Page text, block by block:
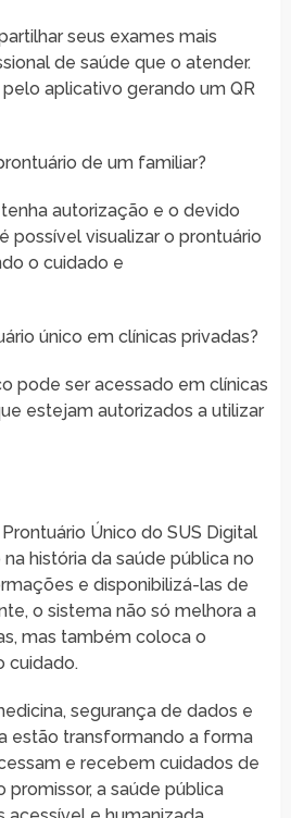
seus exames mais
de saúde que o atender.
aplicativo gerando um QR
de um familiar?
autorização e o devido
possível visualizar o prontuário
o cuidado e
único em clínicas privadas?
pode ser acessado em clínicas
estejam autorizados a utilizar
Único do SUS Digital
história da saúde pública no
e disponibilizá-las de
o sistema não só melhora a
mas também coloca o
cuidado.
segurança de dados e
estão transformando a forma
e recebem cuidados de
promissor, a saúde pública